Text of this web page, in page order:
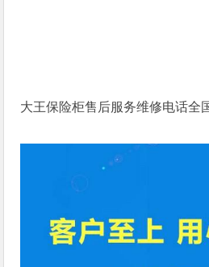
大王保险柜售后服务维修电话全